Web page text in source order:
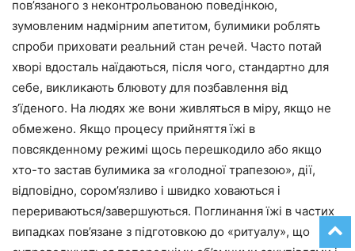
пов’язаного з неконтрольованою поведінкою,
зумовленим надмірним апетитом, булимики роблять
спроби приховати реальний стан речей. Часто потай
хворі вдосталь наїдаються, після чого, стандартно для
себе, викликають блювоту для позбавлення від
з’їденого. На людях же вони живляться в міру, якщо не
обмежено. Якщо процесу прийняття їжі в
повсякденному режимі щось перешкодило або якщо
хто-то застав булимика за «голодної трапезою», дії,
відповідно, сором’язливо і швидко ховаються і
перериваються/завершуються. Поглинання їжі в частих
випадках пов’язане з підготовкою до «ритуалу», що